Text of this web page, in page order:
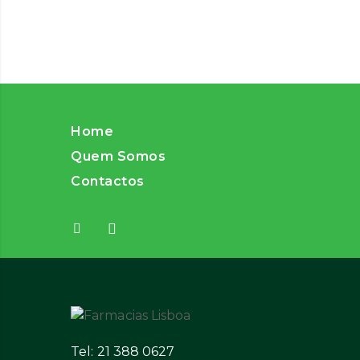
Home
Quem Somos
Contactos
Tel: 21 388 0627